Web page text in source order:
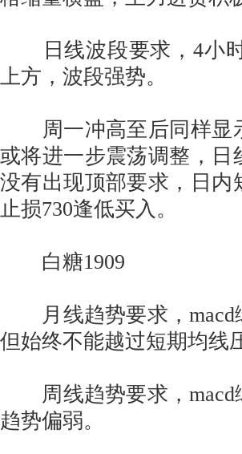
日线波段要求，4小时
上方，波段强势。
周一冲高至后同样显
或将进一步震荡调整，
没有出现顶部要求，日
止损730逢低买入。
白糖1909
月线趋势要求，macd
但始终不能越过短期均线
周线趋势要求，macd
趋势偏弱。